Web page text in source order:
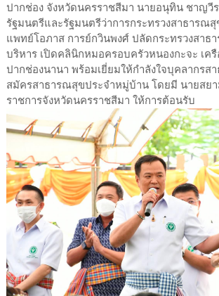
ปากช่อง จังหวัดนครราชสีมา นายอนุทิน ชาญวี
รัฐมนตรีและรัฐมนตรีว่าการกระทรวงสาธารณ
แพทย์โอภาส การย์กวินพงศ์ ปลัดกระทรวงสา
บริหาร เปิดคลินิกหมอครอบครัวหนองกะจะ เค
ปากช่องนานา พร้อมเยี่ยมให้กำลังใจบุคลากรส
สมัครสาธารณสุขประจำหมู่บ้าน โดยมี นายสย
ราชการจังหวัดนครราชสีมา ให้การต้อนรับ